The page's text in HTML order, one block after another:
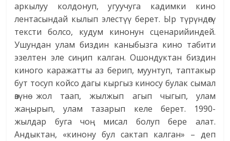
аркылуу колдонуп, угуучуга кадимки кино
лентасындай кылып элестүү берет. Ыр түрүндөгү
тексти болсо, кудум кинонун сценарийиндей.
Ушундан улам биздин каныбызга кино табити
эзелтен эле сиңип калган. Ошондуктан биздин
киного каражатты аз берип, муунтуп, таптакыр
бут тосуп койсо дагы кыргыз киносу булак сымал
өзүнө жол таап, жылжып агып чыгып, улам
жаңырып, улам тазарып келе берет. 1990-
жылдар буга чоң мисал болуп бере алат.
Андыктан, «кинону бул сактап калган» – деп